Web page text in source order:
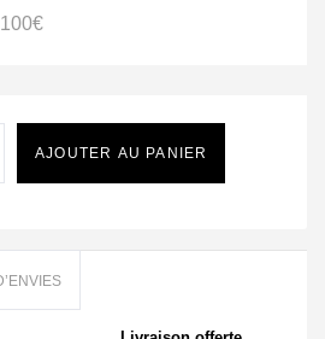
AJOUTER AU PANIER